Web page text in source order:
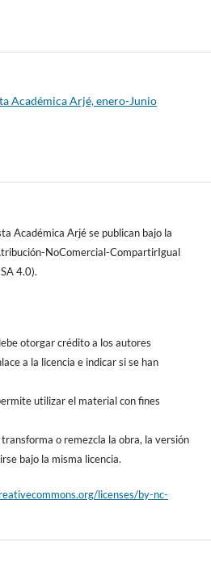
Académica Arjé, enero-Junio
Académica Arjé se publican bajo la
NoComercial-CompartirIgual
4.0).
otorgar crédito a los autores
a la licencia e indicar si se han
utilizar el material con fines
transforma o remezcla la obra, la versión
bajo la misma licencia.
licenses/by-nc-